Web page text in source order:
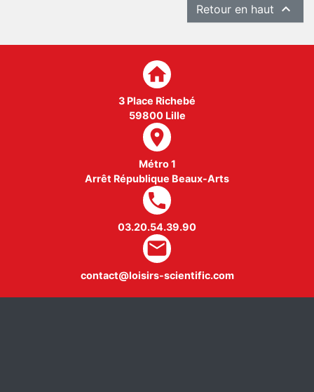
Retour en haut 
home
3 Place Richebé
59800 Lille
room
Métro 1
Arrêt République Beaux-Arts
local_phone
03.20.54.39.90
mail
contact@loisirs-scientific.com